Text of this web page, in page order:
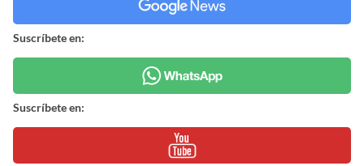
Suscríbete en:
Suscríbete en: